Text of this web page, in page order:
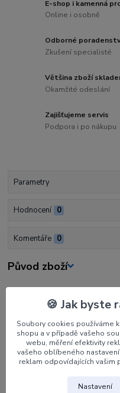
E-shop i kamenná
Online i osobně
Odborné
Zkušení specialisté
Většina zboží
Okamžité odeslání
Zajišťujeme servis
Podpora i po nákupu
Parametry
Hodnocení 0
Komentáře 0
Původ zboží
Parametry
Výrobce
Barva
🍪 Jak byste
Soubory cookies používáme
shopu a v případě vašeho
webu, měření efektivity
vašeho oblíbeného
reklam odpovídajících vašim
Nastavení